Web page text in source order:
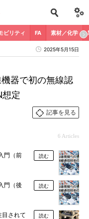
ビリティ FA 素材／化学
2025年5月15日
器で初の無線認
定
記事を見る
6 Articles
門（前
読む
門（後
読む
されて
読む